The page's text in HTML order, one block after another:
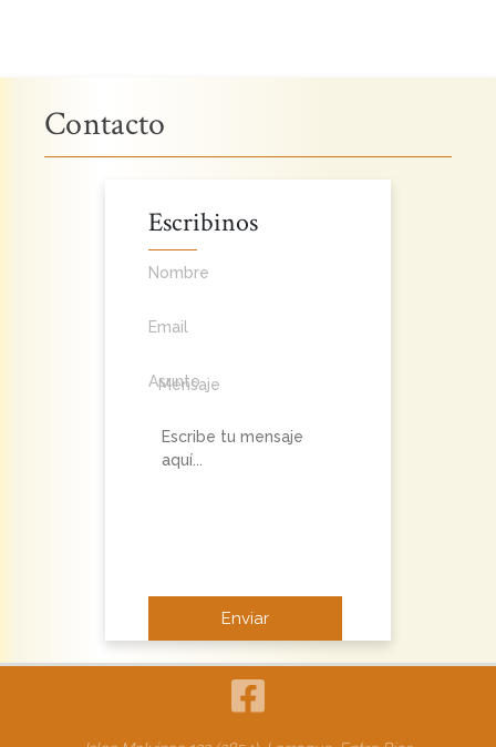
Contacto
Escribinos
Nombre
Email
Asunto
No soy un robot.
Mensaje